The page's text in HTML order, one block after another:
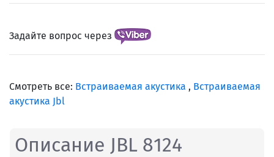
Задайте вопрос через
Смотреть все: Встраиваемая акустика , Встраиваемая
акустика Jbl
Описание JBL 8124